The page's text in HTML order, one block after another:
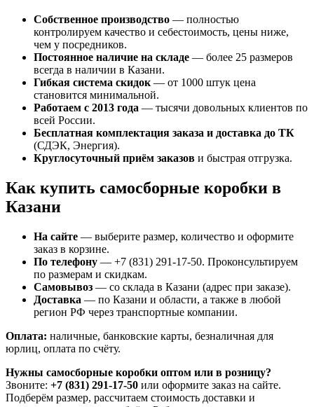
Собственное производство — полностью
контролируем качество и себестоимость, цены ниже,
чем у посредников.
Постоянное наличие на складе — более 25 размеров
всегда в наличии в Казани.
Гибкая система скидок — от 1000 штук цена
становится минимальной.
Работаем с 2013 года — тысячи довольных клиентов по
всей России.
Бесплатная комплектация заказа и доставка до ТК
(СДЭК, Энергия).
Круглосуточный приём заказов и быстрая отгрузка.
Как купить самосборные коробки в
Казани
На сайте — выберите размер, количество и оформите
заказ в корзине.
По телефону — +7 (831) 291-17-50. Проконсультируем
по размерам и скидкам.
Самовывоз — со склада в Казани (адрес при заказе).
Доставка — по Казани и области, а также в любой
регион РФ через транспортные компании.
Оплата: наличные, банковские карты, безналичная для
юрлиц, оплата по счёту.
Нужны самосборные коробки оптом или в розницу?
Звоните: +7 (831) 291-17-50 или оформите заказ на сайте.
Подберём размер, рассчитаем стоимость доставки и